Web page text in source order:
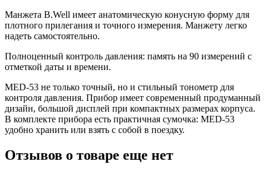
Манжета B.Well имеет анатомическую конусную форму для
плотного прилегания и точного измерения. Манжету легко
надеть самостоятельно.
Полноценный контроль давления: память на 90 измерений с
отметкой даты и времени.
MED-53 не только точный, но и стильный тонометр для
контроля давления. Прибор имеет современный продуманный
дизайн, большой дисплей при компактных размерах корпуса.
В комплекте прибора есть практичная сумочка: MED-53
удобно хранить или взять с собой в поездку.
Отзывов о товаре еще нет